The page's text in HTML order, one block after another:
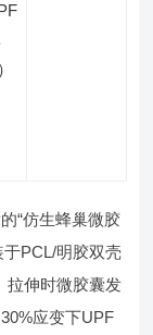
“仿生蜂巢微胶
于PCL/明胶双壳
拉伸时微胶囊发
应变下UPF